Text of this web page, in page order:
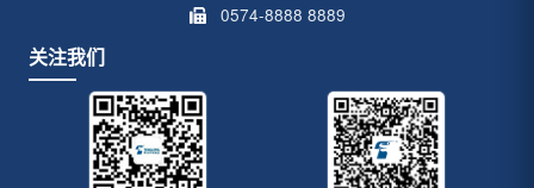
0574-8888 8889
关注我们